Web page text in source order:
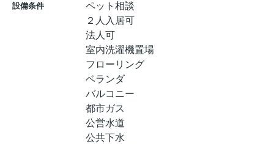
設備条件
ペット相談
２人入居可
法人可
室内洗濯機置場
フローリング
ベランダ
バルコニー
都市ガス
公営水道
公共下水